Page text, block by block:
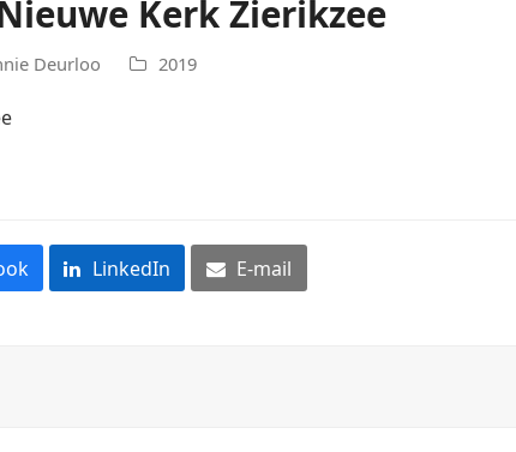
Kerk Zierikzee
Deurloo 2019
LinkedIn E-mail